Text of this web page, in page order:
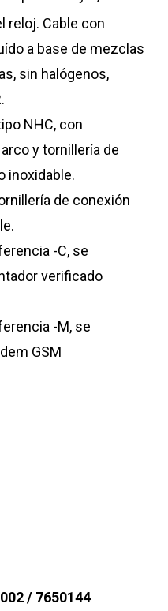
reloj. Cable con
a base de mezclas
sin halógenos,
NHC, con
y tornillería de
inoxidable.
de conexión
-C, se
verificado
-M, se
GSM
/ 7650144